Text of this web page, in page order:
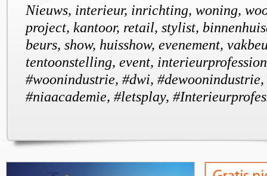
Nieuws, interieur, inrichting, woning,
project, kantoor, retail, stylist,
beurs, show, huisshow, evenement,
tentoonstelling, event,
#woonindustrie, #dwi,
#niaacademie, #letsplay,